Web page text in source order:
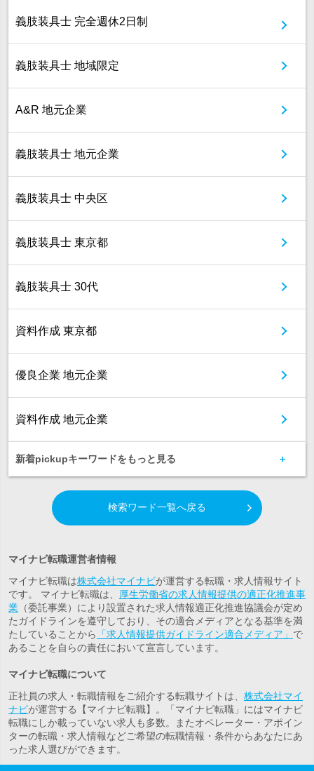
義肢装具士 完全週休2日制
義肢装具士 地域限定
A&R 地元企業
義肢装具士 地元企業
義肢装具士 中央区
義肢装具士 東京都
義肢装具士 30代
資料作成 東京都
優良企業 地元企業
資料作成 地元企業
新着pickupキーワードをもっと見る
検索ワード一覧へ戻る
マイナビ転職運営者情報
マイナビ転職は株式会社マイナビが運営する転職・求人情報サイト
です。 マイナビ転職は、
厚生労働省の求人情報提供の適正化推進事
業 （委託事業）により設置された求人情報適正化推進協議会が定め
たガイドラインを遵守しており、その適合メディアとなる基準を満
たしていることから
「求人情報提供ガイドライン適合メディア」 で
あることを自らの責任において宣言しています。
マイナビ転職について
正社員の求人・転職情報をご紹介する転職サイトは、 株式会社マイ
ナビが運営する【マイナビ転職】。「マイナビ転職」にはマイナビ
転職にしか載っていない求人も多数。またオペレーター・アポイン
ターの転職・求人情報などご希望の転職情報・条件からあなたにあ
った求人選びができます。